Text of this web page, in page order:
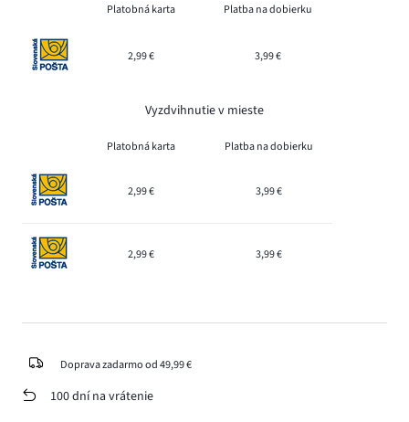
Platobná karta Platba na dobierku
2,99 € 3,99 €
Vyzdvihnutie v mieste
Platobná karta Platba na dobierku
2,99 € 3,99 €
2,99 € 3,99 €
Doprava zadarmo od 49,99 €
100 dní na vrátenie